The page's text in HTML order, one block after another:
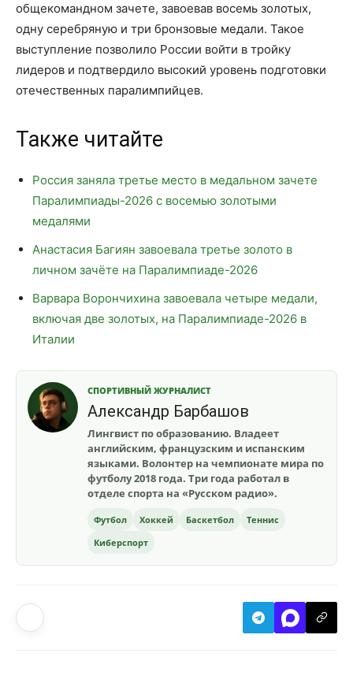
общекомандном зачете, завоевав восемь золотых,
одну серебряную и три бронзовые медали. Такое
выступление позволило России войти в тройку
лидеров и подтвердило высокий уровень подготовки
отечественных паралимпийцев.
Также читайте
Россия заняла третье место в медальном зачете
Паралимпиады-2026 с восемью золотыми
медалями
Анастасия Багиян завоевала третье золото в
личном зачёте на Паралимпиаде-2026
Варвара Ворончихина завоевала четыре медали,
включая две золотых, на Паралимпиаде-2026 в
Италии
СПОРТИВНЫЙ ЖУРНАЛИСТ
Александр Барбашов
Лингвист по образованию. Владеет
английским, французским и испанским
языками. Волонтер на чемпионате мира по
футболу 2018 года. Три года работал в
отделе спорта на «Русском радио».
Футбол Хоккей Баскетбол
Теннис
Киберспорт